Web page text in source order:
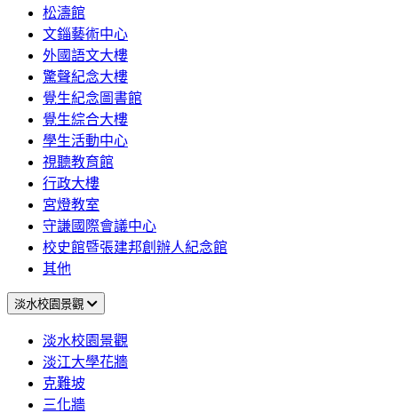
松濤館
文錙藝術中心
外國語文大樓
驚聲紀念大樓
覺生紀念圖書館
覺生綜合大樓
學生活動中心
視聽教育館
行政大樓
宮燈教室
守謙國際會議中心
校史館暨張建邦創辦人紀念館
其他
淡水校園景觀
淡水校園景觀
淡江大學花牆
克難坡
三化牆